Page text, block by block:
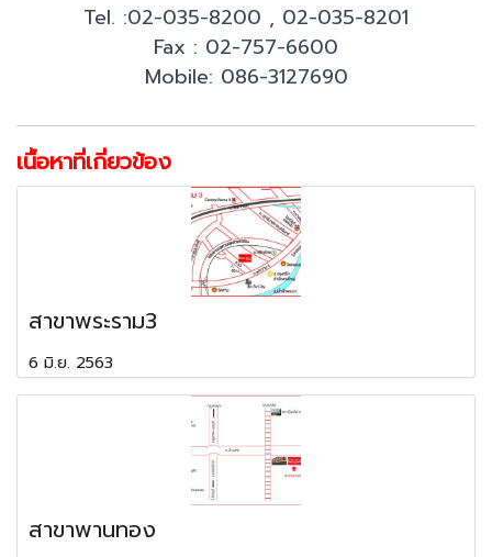
Tel. :02-035-8200 , 02-035-8201
Fax : 02-757-6600
Mobile: 086-3127690
เนื้อหาที่เกี่ยวข้อง
สาขาพระราม3
6 มิ.ย. 2563
สาขาพานทอง